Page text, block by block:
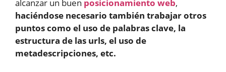
alcanzar un buen posicionamiento web,
haciéndose necesario también trabajar otros
puntos como el uso de palabras clave, la
estructura de las urls, el uso de
metadescripciones, etc.